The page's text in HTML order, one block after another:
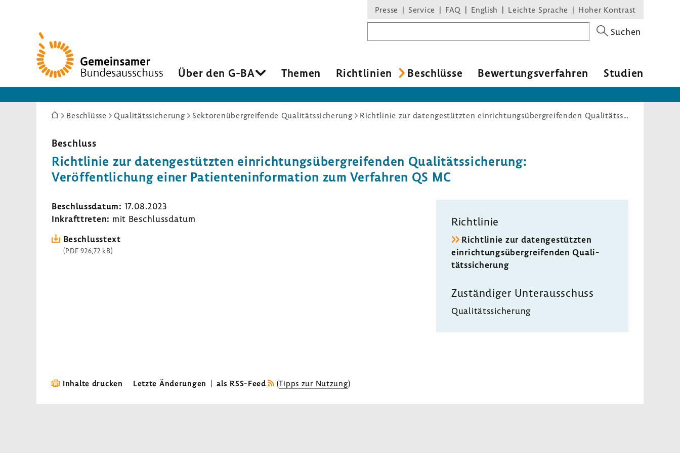
Zur
Startseite
Presse Service FAQ English Leichte Sprache Hoher Kontrast
Suchen
Über den G-BA Themen Richt­li­nien Beschlüsse Bewer­tungs­ver­fahren Studien
Sie
hier:
Beschlüsse Qualitätssicherung Sektorenübergreifende Qualitätssicherung Richtlinie zur datengestützten einrichtungsübergreifenden Qualitätssicherung: Veröffentlichung einer Patienteninformation zum Verfahren QS MC
Beschluss
Richt­linie zur daten­ge­stützten einrich­tungs­über­grei­fenden Quali­täts­si­che­rung:
Veröf­fent­li­chung einer Pati­en­ten­in­for­ma­tion zum Verfahren QS MC
Beschluss­datum: 17.08.2023
Inkraft­treten: mit Beschluss­datum
Beschluss­text
(PDF 926,72 kB)
Richt­linie
Richt­linie zur daten­ge­stützten
einrich­tungs­über­grei­fenden Quali­
täts­si­che­rung
Zustän­diger Unter­aus­schuss
Quali­täts­si­che­rung
Inhalte drucken Letzte Änderungen | als RSS-Feed (Tipps zur Nutzung)